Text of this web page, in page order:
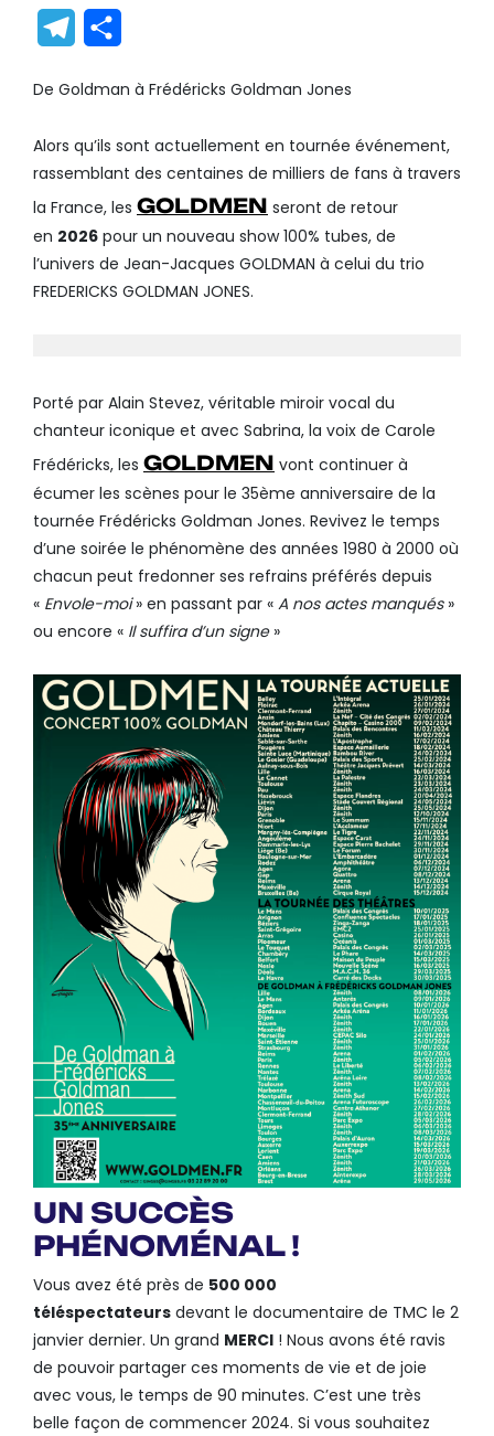
Link
Telegram
De Goldman à Frédéricks Goldman Jones
Alors qu’ils sont actuellement en tournée événement,
rassemblant des centaines de milliers de fans à travers
la France, les GOLDMEN seront de retour
en 2026 pour un nouveau show 100% tubes, de
l’univers de Jean-Jacques GOLDMAN à celui du trio
FREDERICKS GOLDMAN JONES.
Porté par Alain Stevez, véritable miroir vocal du
chanteur iconique et avec Sabrina, la voix de Carole
Frédéricks, les GOLDMEN vont continuer à
écumer les scènes pour le 35ème anniversaire de la
tournée Frédéricks Goldman Jones. Revivez le temps
d’une soirée le phénomène des années 1980 à 2000 où
chacun peut fredonner ses refrains préférés depuis
« Envole-moi» en passant par « A nos actes manqués »
ou encore « Il suffira d’un signe »
UN SUCCÈS
PHÉNOMÉNAL !
Vous avez été près de 500 000
téléspectateurs devant le documentaire de TMC le 2
janvier dernier. Un grand MERCI ! Nous avons été ravis
de pouvoir partager ces moments de vie et de joie
avec vous, le temps de 90 minutes. C’est une très
belle façon de commencer 2024. Si vous souhaitez